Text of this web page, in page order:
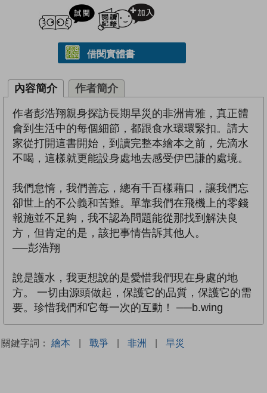
試閲
借閱實體書
內容簡介 作者簡介
作者彭浩翔親身探訪長期旱災的非洲肯雅，真正體
會到生活中的每個細節，都跟食水環環緊扣。請大
家從打開這書開始，到讀完整本繪本之前，先滴水
不喝，這樣就更能設身處地去感受伊巴謙的處境。
我們怠惰，我們善忘，總有千百樣藉口，讓我們忘
卻世上的不公義和苦難。單靠我們在飛機上的零錢
報施並不足夠，我不認為問題能從那找到解決良
方，但肯定的是，該把事情告訴其他人。
──彭浩翔
說是護水，我更想說的是愛惜我們現在身處的地
方。 一切由源頭做起，保護它的品質，保護它的需
要。珍惜我們和它每一次的互動！ ──b.wing
關鍵字詞： 繪本 | 戰爭 | 非洲 | 旱災